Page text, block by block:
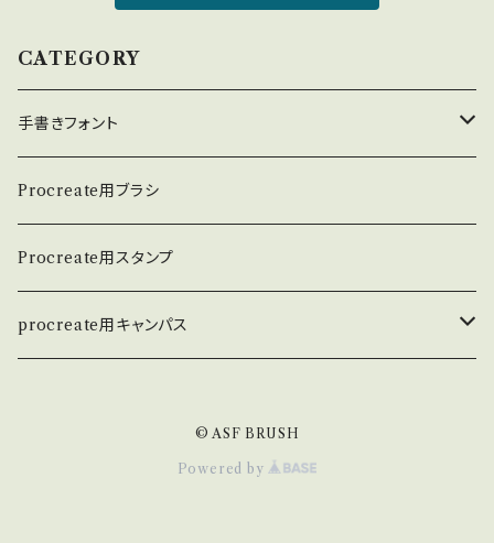
CATEGORY
手書きフォント
英数学フォント
日本語フォント
Procreate用ブラシ
Procreate用スタンプ
procreate用キャンパス
© ASF BRUSH
Powered by